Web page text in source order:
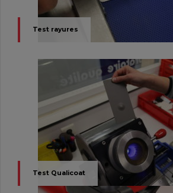
Test rayures
Test Qualicoat